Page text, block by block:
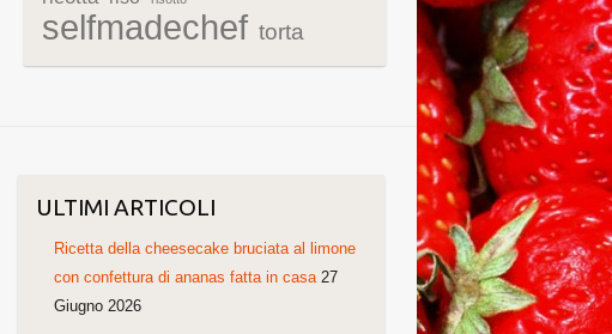
selfmadechef torta
ULTIMI ARTICOLI
Ricetta della cheesecake bruciata al limone
con confettura di ananas fatta in casa 27
Giugno 2026